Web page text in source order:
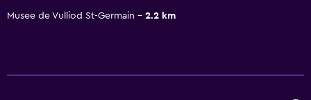
Musee de Vulliod St-Germain
2.2 km